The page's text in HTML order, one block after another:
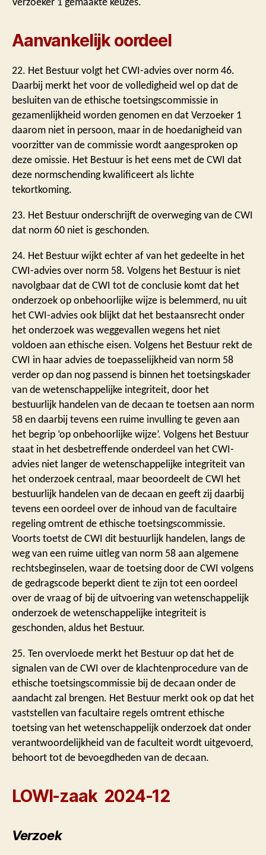
Aanvankelijk oordeel
22. Het Bestuur volgt het CWI-advies over norm 46.
Daarbij merkt het voor de volledigheid wel op dat de
besluiten van de ethische toetsingscommissie in
gezamenlijkheid worden genomen en dat Verzoeker 1
daarom niet in persoon, maar in de hoedanigheid van
voorzitter van de commissie wordt aangesproken op
deze omissie. Het Bestuur is het eens met de CWI dat
deze normschending kwalificeert als lichte
tekortkoming.
23. Het Bestuur onderschrijft de overweging van de CWI
dat norm 60 niet is geschonden.
24. Het Bestuur wijkt echter af van het gedeelte in het
CWI-advies over norm 58. Volgens het Bestuur is niet
navolgbaar dat de CWI tot de conclusie komt dat het
onderzoek op onbehoorlijke wijze is belemmerd, nu uit
het CWI-advies ook blijkt dat het bestaansrecht onder
het onderzoek was weggevallen wegens het niet
voldoen aan ethische eisen. Volgens het Bestuur rekt de
CWI in haar advies de toepasselijkheid van norm 58
verder op dan nog passend is binnen het toetsingskader
van de wetenschappelijke integriteit, door het
bestuurlijk handelen van de decaan te toetsen aan norm
58 en daarbij tevens een ruime invulling te geven aan
het begrip ‘op onbehoorlijke wijze’. Volgens het Bestuur
staat in het desbetreffende onderdeel van het CWI-
advies niet langer de wetenschappelijke integriteit van
het onderzoek centraal, maar beoordeelt de CWI het
bestuurlijk handelen van de decaan en geeft zij daarbij
tevens een oordeel over de inhoud van de facultaire
regeling omtrent de ethische toetsingscommissie.
Voorts toetst de CWI dit bestuurlijk handelen, langs de
weg van een ruime uitleg van norm 58 aan algemene
rechtsbeginselen, waar de toetsing door de CWI volgens
de gedragscode beperkt dient te zijn tot een oordeel
over de vraag of bij de uitvoering van wetenschappelijk
onderzoek de wetenschappelijke integriteit is
geschonden, aldus het Bestuur.
25. Ten overvloede merkt het Bestuur op dat het de
signalen van de CWI over de klachtenprocedure van de
ethische toetsingscommissie bij de decaan onder de
aandacht zal brengen. Het Bestuur merkt ook op dat het
vaststellen van facultaire regels omtrent ethische
toetsing van het wetenschappelijk onderzoek dat onder
verantwoordelijkheid van de faculteit wordt uitgevoerd,
behoort tot de bevoegdheden van de decaan.
LOWI-zaak 2024-12
Verzoek